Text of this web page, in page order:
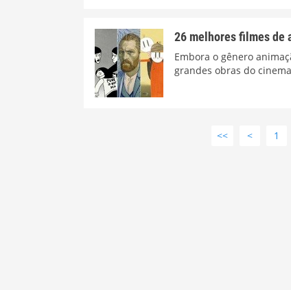
26 melhores filmes de
Embora o gênero
grandes obras do
<< < 1